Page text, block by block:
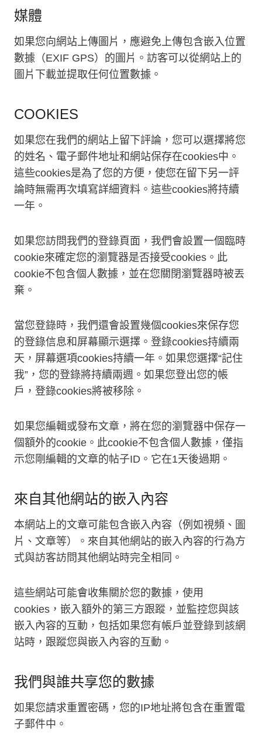
媒體
如果您向網站上傳圖片，應避免上傳包含嵌入位置
數據（EXIF GPS）的圖片。訪客可以從網站上的
圖片下載並提取任何位置數據。
COOKIES
如果您在我們的網站上留下評論，您可以選擇將您
的姓名、電子郵件地址和網站保存在cookies中。
這些cookies是為了您的方便，使您在留下另一評
論時無需再次填寫詳細資料。這些cookies將持續
一年。
如果您訪問我們的登錄頁面，我們會設置一個臨時
cookie來確定您的瀏覽器是否接受cookies。此
cookie不包含個人數據，並在您關閉瀏覽器時被丟
棄。
當您登錄時，我們還會設置幾個cookies來保存您
的登錄信息和屏幕顯示選擇。登錄cookies持續兩
天，屏幕選項cookies持續一年。如果您選擇“記住
我”，您的登錄將持續兩週。如果您登出您的帳
戶，登錄cookies將被移除。
如果您編輯或發布文章，將在您的瀏覽器中保存一
個額外的cookie。此cookie不包含個人數據，僅指
示您剛編輯的文章的帖子ID。它在1天後過期。
來自其他網站的嵌入內容
本網站上的文章可能包含嵌入內容（例如視頻、圖
片、文章等）。來自其他網站的嵌入內容的行為方
式與訪客訪問其他網站時完全相同。
這些網站可能會收集關於您的數據，使用
cookies，嵌入額外的第三方跟蹤，並監控您與該
嵌入內容的互動，包括如果您有帳戶並登錄到該網
站時，跟蹤您與嵌入內容的互動。
我們與誰共享您的數據
如果您請求重置密碼，您的IP地址將包含在重置電
子郵件中。